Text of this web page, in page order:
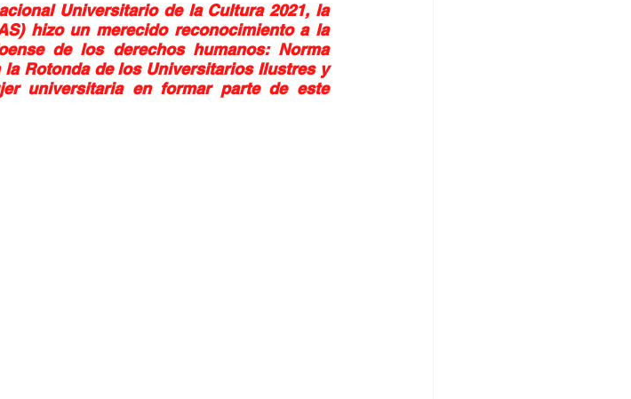
Universitario de la Cultura 2021, la
hizo un merecido reconocimiento a la
de los derechos humanos: Norma
Rotonda de los Universitarios Ilustres y
universitaria en formar parte de este